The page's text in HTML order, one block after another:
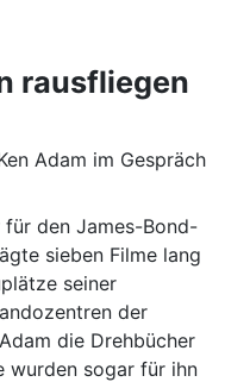
rausfliegen
den James-Bond-
sieben Filme lang
seiner
der
die Drehbücher
wurden sogar für ihn